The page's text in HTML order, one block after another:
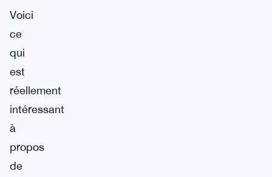
Voici
ce
qui
est
réellement
intéressant
à
propos
de